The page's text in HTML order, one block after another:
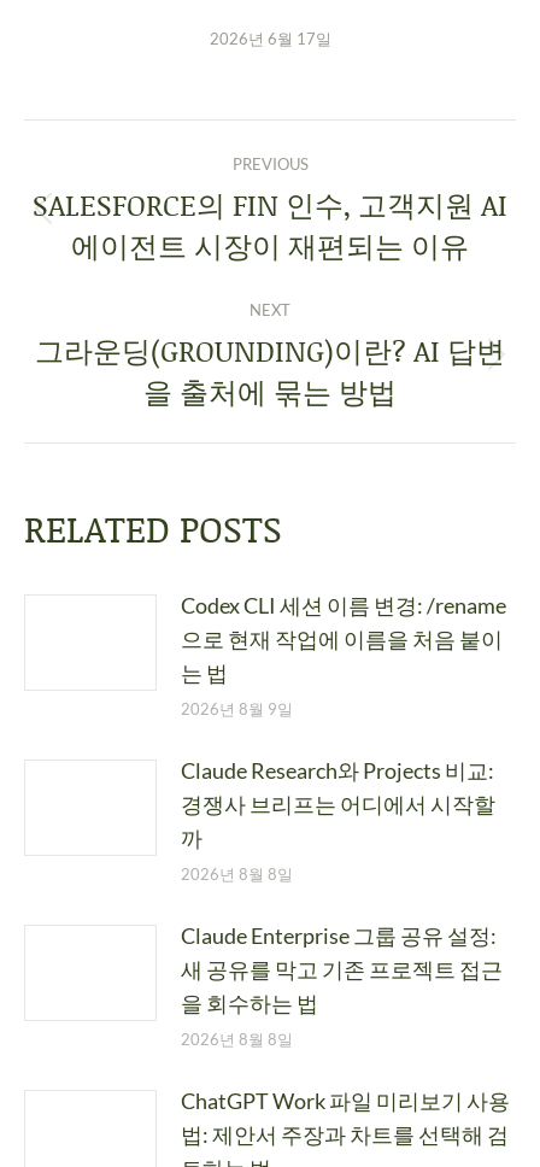
2026년 6월 17일
PREVIOUS
SALESFORCE의 FIN 인수, 고객지원 AI
에이전트 시장이 재편되는 이유
NEXT
그라운딩(GROUNDING)이란? AI 답변
을 출처에 묶는 방법
RELATED POSTS
Codex CLI 세션 이름 변경: /rename
으로 현재 작업에 이름을 처음 붙이
는 법
2026년 8월 9일
Claude Research와 Projects 비교:
경쟁사 브리프는 어디에서 시작할
까
2026년 8월 8일
Claude Enterprise 그룹 공유 설정:
새 공유를 막고 기존 프로젝트 접근
을 회수하는 법
2026년 8월 8일
ChatGPT Work 파일 미리보기 사용
법: 제안서 주장과 차트를 선택해 검